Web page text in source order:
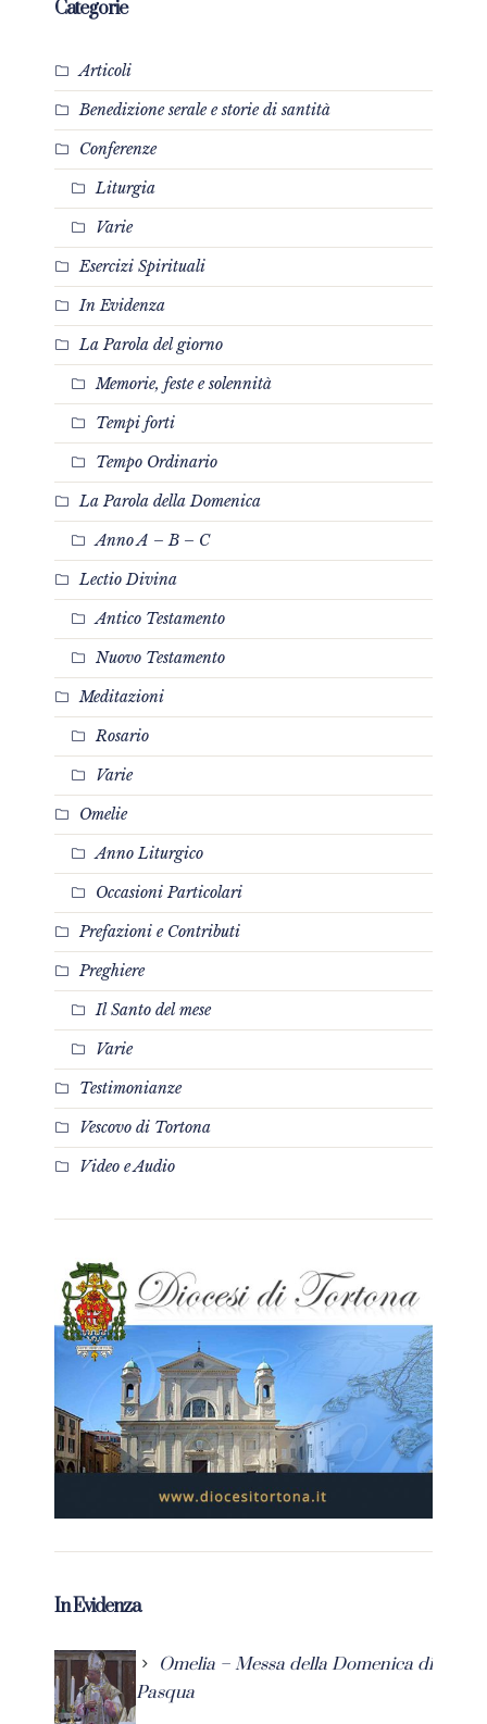
Categorie
Articoli
Benedizione serale e storie di santità
Conferenze
Liturgia
Varie
Esercizi Spirituali
In Evidenza
La Parola del giorno
Memorie, feste e solennità
Tempi forti
Tempo Ordinario
La Parola della Domenica
Anno A – B – C
Lectio Divina
Antico Testamento
Nuovo Testamento
Meditazioni
Rosario
Varie
Omelie
Anno Liturgico
Occasioni Particolari
Prefazioni e Contributi
Preghiere
Il Santo del mese
Varie
Testimonianze
Vescovo di Tortona
Video e Audio
In Evidenza
Omelia – Messa della Domenica di
Pasqua